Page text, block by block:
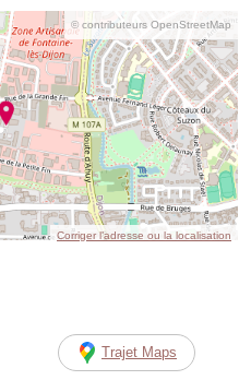
© contributeurs OpenStreetMap
Corriger l’adresse ou la localisation
Trajet Maps